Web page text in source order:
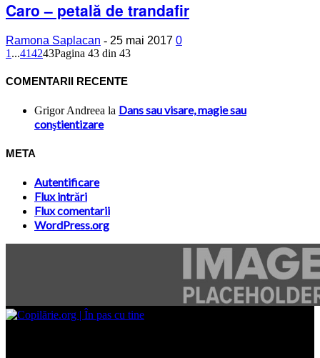
Caro – petală de trandafir
Ramona Saplacan - 25 mai 2017 0
1 ...414243Pagina 43 din 43
COMENTARII RECENTE
Grigor Andreea la Dans sau visare, magie sau
conştientizare
META
Autentificare
Flux intrări
Flux comentarii
WordPress.org